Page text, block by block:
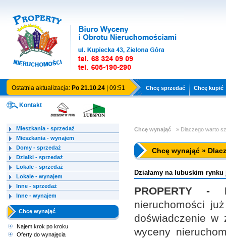
Kontakt
Mieszkania - sprzedaż
Mieszkania - wynajem
Domy - sprzedaż
Działki - sprzedaż
Lokale - sprzedaż
Lokale - wynajem
Inne - sprzedaż
Inne - wynajem
Chcę wynająć
Najem krok po kroku
Oferty do wynajęcia
Chcę wynająć » Dlaczego warto
Chcę wynająć »
Działamy na lubuskim
PROPERTY -
nieruchomości
doświadczenie w
wyceny
Ostatnia aktualizacja: Po 21.10.24| 09:51 Chcę sprzedać Chcę kupić